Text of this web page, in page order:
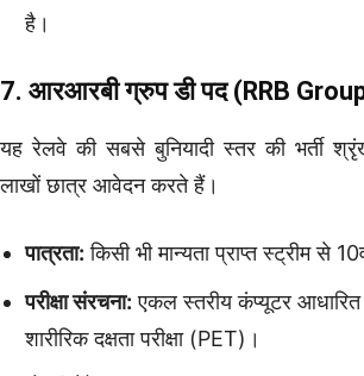
है।
7. आरआरबी ग्रुप डी पद (RRB
यह रेलवे की सबसे बुनियादी स्तर की भर्ती
लाखों छात्र आवेदन करते हैं।
पात्रता: किसी भी मान्यता प्राप्त स्ट्रीम से
परीक्षा संरचना: एकल स्तरीय कंप्यूटर आधारित
शारीरिक दक्षता परीक्षा (PET)।